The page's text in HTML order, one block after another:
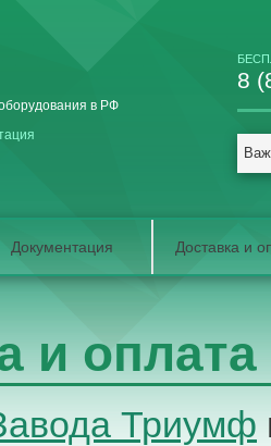
в РФ
8
Документация Доставка и
и оплата
Триумф